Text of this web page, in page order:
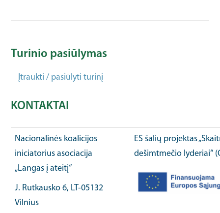
Turinio pasiūlymas
Įtraukti / pasiūlyti turinį
KONTAKTAI
Nacionalinės koalicijos
iniciatorius asociacija
„Langas į ateitį“
J. Rutkausko 6, LT-05132
Vilnius
ES šalių projektas
dešimtmečio lyderiai“